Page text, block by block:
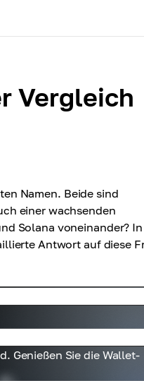
Vergleich
Namen. Beide sind
einer wachsenden
Solana voneinander? In
Antwort auf diese
Genießen Sie die Wallet-